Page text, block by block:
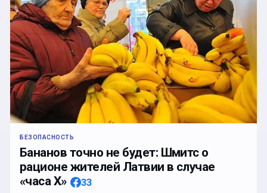
БЕЗОПАСНОСТЬ
Бананов точно не будет: Шмитс о
рационе жителей Латвии в случае
«часа Х»
33